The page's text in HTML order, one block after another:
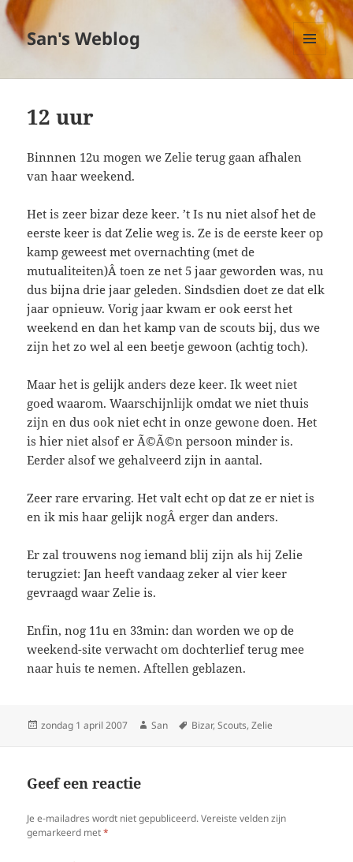
San's Weblog
MENU
EN
12 uur
Binnnen 12u mogen we Zelie terug gaan afhalen
van haar weekend.
Het is zeer bizar deze keer. ’t Is nu niet alsof het de
eerste keer is dat Zelie weg is. Ze is de eerste keer op
kamp geweest met overnachting (met de
mutualiteiten)Â toen ze net 5 jaar geworden was, nu
dus bijna drie jaar geleden. Sindsdien doet ze dat elk
jaar opnieuw. Vorig jaar kwam er ook eerst het
weekend en dan het kamp van de scouts bij, dus we
zijn het zo wel al een beetje gewoon (achtig toch).
Maar het is gelijk anders deze keer. Ik weet niet
goed waarom. Waarschijnlijk omdat we niet thuis
zijn en dus ook niet echt in onze gewone doen. Het
is hier niet alsof er Ã©Ã©n persoon minder is.
Eerder alsof we gehalveerd zijn in aantal.
Zeer rare ervaring. Het valt echt op dat ze er niet is
en ik mis haar gelijk nogÂ erger dan anders.
Er zal trouwens nog iemand blij zijn als hij Zelie
terugziet: Jan heeft vandaag zeker al vier keer
gevraagd waar Zelie is.
Enfin, nog 11u en 33min: dan worden we op de
weekend-site verwacht om dochterlief terug mee
naar huis te nemen. Aftellen geblazen.
Geplaatst
zondag 1 april 2007 Auteur
San Tags
Bizar,Scouts,Zelie
Geef een reactie
Je e-mailadres wordt niet gepubliceerd. Vereiste velden zijn
gemarkeerd met*